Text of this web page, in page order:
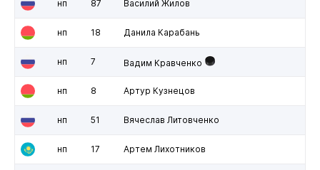
нп 87 Василий Жилов
нп 18 Данила Карабань
нп 7 Вадим Кравченко
нп 8 Артур Кузнецов
нп 51 Вячеслав Литовченко
нп 17 Артем Лихотников